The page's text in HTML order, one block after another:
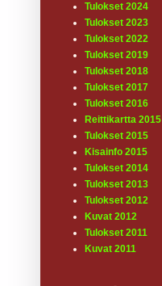
Tulokset 2024
Tulokset 2023
Tulokset 2022
Tulokset 2019
Tulokset 2018
Tulokset 2017
Tulokset 2016
Reittikartta 2015
Tulokset 2015
Kisainfo 2015
Tulokset 2014
Tulokset 2013
Tulokset 2012
Kuvat 2012
Tulokset 2011
Kuvat 2011